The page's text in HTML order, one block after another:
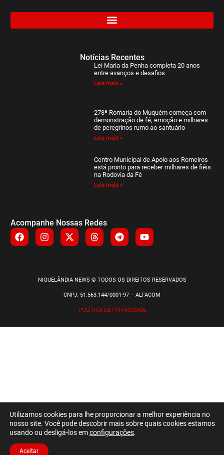
Notícias Recentes
Lei Maria da Penha completa 20 anos
entre avanços e desafios
Leia mais »
278ª Romaria do Muquém começa com
demonstração de fé, emoção e milhares
de peregrinos rumo ao santuário
Leia mais »
Centro Municipal de Apoio aos Romeiros
está pronto para receber milhares de fiéis
na Rodovia da Fé
Leia mais »
Acompanhe Nossas Redes
NIQUELÂNDIA NEWS © TODOS OS DIREITOS RESERVADOS
CNPJ: 51.563.144/0001-97 – ALFACOM
POLÍTICA DE PRIVACIDADE
Utilizamos cookies para lhe proporcionar a melhor experiência no
nosso site. Você pode descobrir mais sobre quais cookies estamos
usando ou desligá-los emconfigurações.
Aceitar